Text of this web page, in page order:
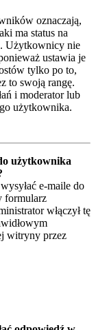
oznaczają,
ma status na
Użytkownicy nie
ustawia je
tylko po to,
to swoją rangę.
i moderator lub
użytkownika.
użytkownika
e-maile do
formularz
włączył tę
witryny przez